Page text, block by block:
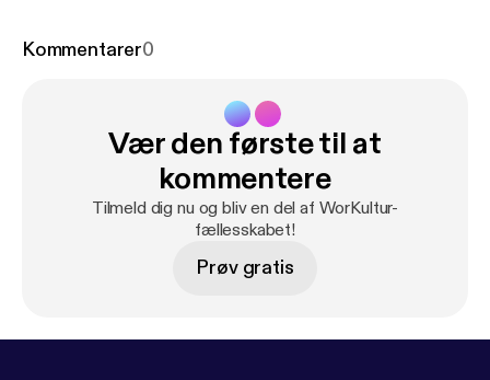
del taller es que los participantes conozcan algunas
en equipos de trabajo y en las personas. Visítanos
en www.workultur.com o contáctanos via mail a
contacto@workultur.com
Kommentarer0
Vær den første til at
kommentere
Tilmeld dig nu og bliv en del af WorKultur-
fællesskabet!
Prøv gratis